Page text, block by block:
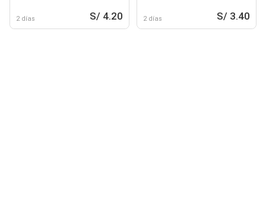
2 días S/ 4.20 2 días S/ 3.40